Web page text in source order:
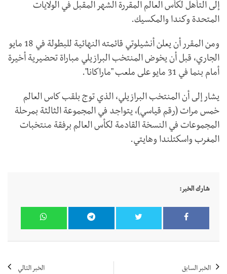
إلى التأهل لكأس العالم المقررة الشهر المقبل في الولايات
المتحدة وكندا والمكسيك.
ومن المقرر أن يعلن أنشيلوتي قائمته النهائية للبطولة في 18 مايو
الجاري، قبل أن يخوض المنتخب البرازيلي مباراة تحضيرية أخيرة
أمام بنما في 31 مايو على ملعب "ماراكانا".
يشار إلى أن المنتخب البرازيلي، الذي توج بلقب كاس العالم
خمس مرات (رقم قياسي)، يتواجد في المجموعة الثالثة بمرحلة
المجموعات في النسخة القادمة لكأس العالم برفقة منتخبات
المغرب واسكتلندا وهايتي.
شارك الخبر:
الخبر السابق الخبر التالي